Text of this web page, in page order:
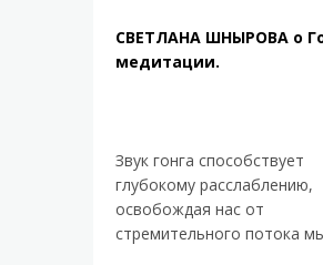
СВЕТЛАНА ШНЫРОВА о
медитации.
Звук гонга способствует
глубокому расслаблению,
освобождая нас от
стремительного потока